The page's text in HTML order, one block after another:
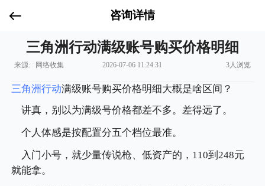
咨询详情
三角洲行动满级账号购买价格明细
来源: 网络收集 2026-07-06 11:24:31 3人浏览
三角洲行动满级账号购买价格明细大概是啥区间？
讲真，别以为满级号价格都差不多。差得远了。
个人体感是按配置分五个档位最准。
入门小号，就少量传说枪、低资产的，110到248元
就能拿。